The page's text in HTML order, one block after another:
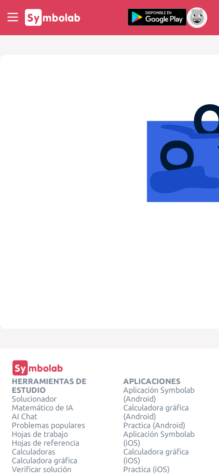
HERRAMIENTAS DE
ESTUDIO
Solucionador
Matemático de IA
AI Chat
Problemas populares
Hojas de trabajo
Hojas de referencia
Calculadoras
Calculadora gráfica
Verificar solución
APLICACIONES
Aplicación Symbolab
(Android)
Calculadora gráfica
(Android)
Practica (Android)
Aplicación Symbolab
(iOS)
Calculadora gráfica
(iOS)
Practica (iOS)